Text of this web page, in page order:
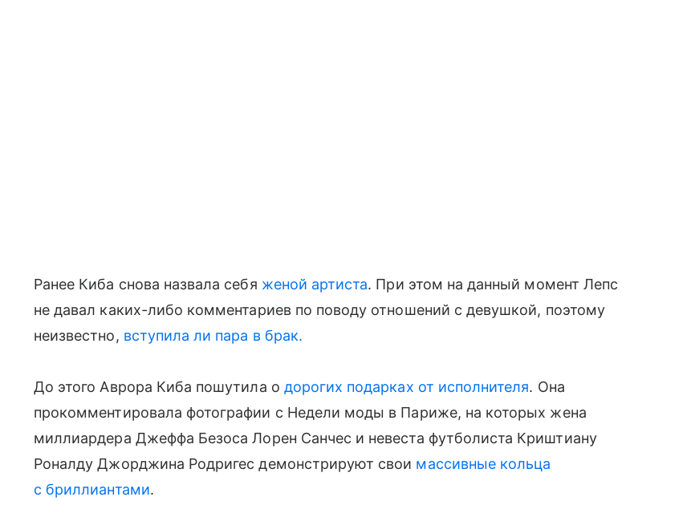
Ранее Киба снова назвала себя женой артиста. При этом на данный момент Лепс
не давал каких-либо комментариев по поводу отношений с девушкой, поэтому
неизвестно, вступила ли пара в брак.
До этого Аврора Киба пошутила о дорогих подарках от исполнителя. Она
прокомментировала фотографии с Недели моды в Париже, на которых жена
миллиардера Джеффа Безоса Лорен Санчес и невеста футболиста Криштиану
Роналду Джорджина Родригес демонстрируют свои массивные кольца
с бриллиантами.